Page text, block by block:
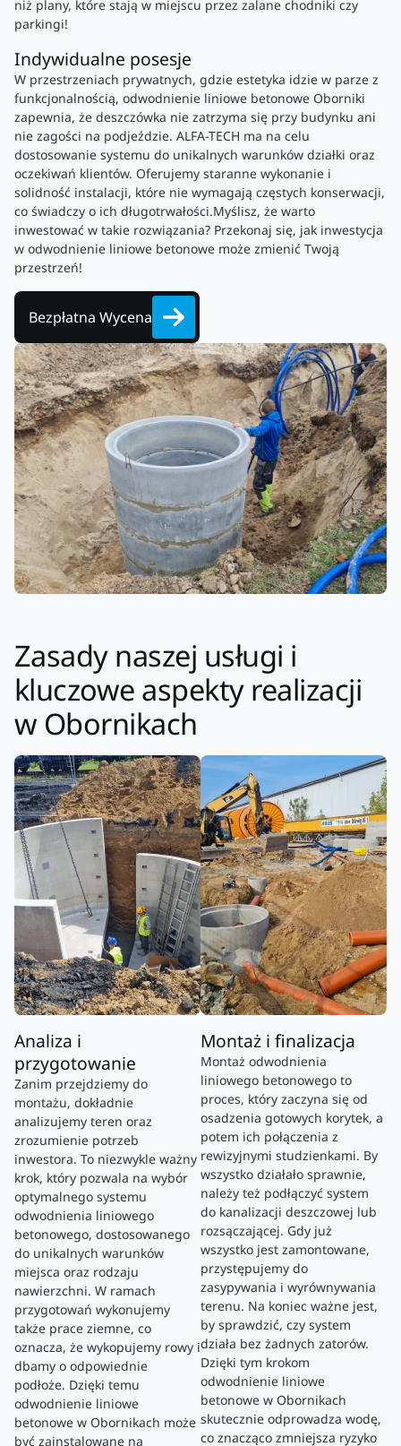
niż plany, które stają w miejscu przez zalane chodniki czy
parkingi!
Indywidualne posesje
W przestrzeniach prywatnych, gdzie estetyka idzie w parze z
funkcjonalnością, odwodnienie liniowe betonowe Oborniki
zapewnia, że deszczówka nie zatrzyma się przy budynku ani
nie zagości na podjeździe. ALFA-TECH ma na celu
dostosowanie systemu do unikalnych warunków działki oraz
oczekiwań klientów. Oferujemy staranne wykonanie i
solidność instalacji, które nie wymagają częstych konserwacji,
co świadczy o ich długotrwałości.Myślisz, że warto
inwestować w takie rozwiązania? Przekonaj się, jak inwestycja
w odwodnienie liniowe betonowe może zmienić Twoją
przestrzeń!
Bezpłatna Wycena
Zasady naszej usługi i
kluczowe aspekty realizacji
w Obornikach
Analiza i
przygotowanie
Zanim przejdziemy do
montażu, dokładnie
analizujemy teren oraz
zrozumienie potrzeb
inwestora. To niezwykle ważny
krok, który pozwala na wybór
optymalnego systemu
odwodnienia liniowego
betonowego, dostosowanego
do unikalnych warunków
miejsca oraz rodzaju
nawierzchni. W ramach
przygotowań wykonujemy
także prace ziemne, co
oznacza, że wykopujemy rowy i
dbamy o odpowiednie
podłoże. Dzięki temu
odwodnienie liniowe
betonowe w Obornikach może
być zainstalowane na
Montaż i finalizacja
Montaż odwodnienia
liniowego betonowego to
proces, który zaczyna się od
osadzenia gotowych korytek, a
potem ich połączenia z
rewizyjnymi studzienkami. By
wszystko działało sprawnie,
należy też podłączyć system
do kanalizacji deszczowej lub
rozsączającej. Gdy już
wszystko jest zamontowane,
przystępujemy do
zasypywania i wyrównywania
terenu. Na koniec ważne jest,
by sprawdzić, czy system
działa bez żadnych zatorów.
Dzięki tym krokom
odwodnienie liniowe
betonowe w Obornikach
skutecznie odprowadza wodę,
co znacząco zmniejsza ryzyko